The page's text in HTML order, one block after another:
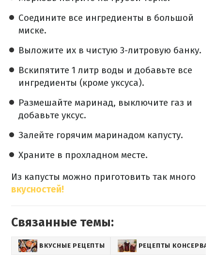
Соедините все ингредиенты в большой
миске.
Выложите их в чистую 3-литровую банку.
Вскипятите 1 литр воды и добавьте все
ингредиенты (кроме уксуса).
Размешайте маринад, выключите газ и
добавьте уксус.
Залейте горячим маринадом капусту.
Храните в прохладном месте.
Из капусты можно приготовить так много
вкусностей!
Связанные темы:
ВКУСНЫЕ РЕЦЕПТЫ РЕЦЕПТЫ